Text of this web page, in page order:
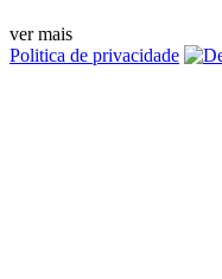
ver mais
Politica de privacidade